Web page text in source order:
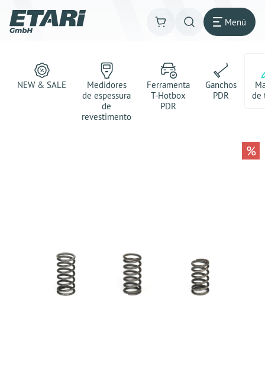
Menú
NEW & SALE
Medidores
de espessura
de
revestimento
Ferramenta
T-Hotbox
PDR
Ganchos
PDR
de
%